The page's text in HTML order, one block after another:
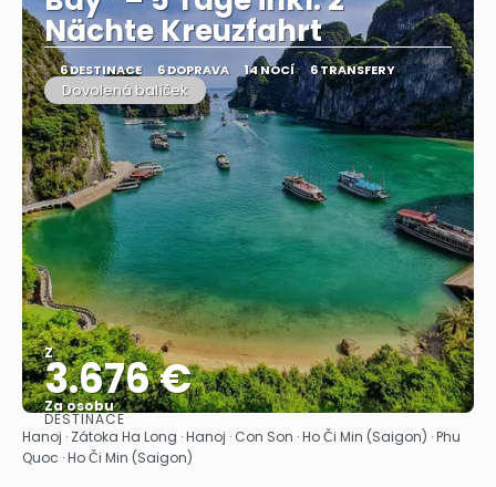
Nächte Kreuzfahrt
6 DESTINACE 6 DOPRAVA 14 NOCÍ 6 TRANSFERY
Dovolená balíček
Z
3.676 €
Za osobu
Zobrazit
DESTINACE
Hanoj · Zátoka Ha Long · Hanoj · Con Son · Ho Či Min (Saigon) · Phu
Quoc · Ho Či Min (Saigon)